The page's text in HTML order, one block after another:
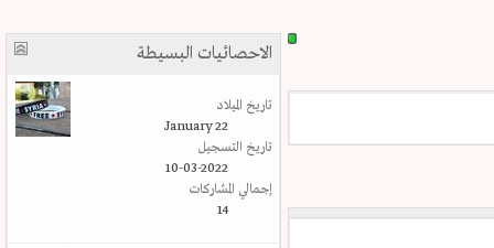
الاحصائيات البسيطة
تاريخ الميلاد
January 22
تاريخ التسجيل
10-03-2022
إجمالي المشاركات
14